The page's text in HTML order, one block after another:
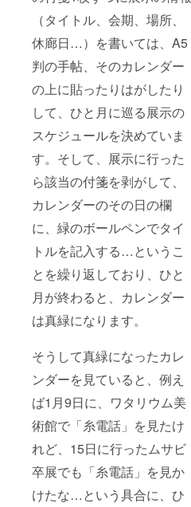
（タイトル、会期、場所、
休廊日…）を書いては、A5
判の手帖、そのカレンダー
の上に貼ったりはがしたり
して、ひと月に巡る展示の
スケジュールを決めていま
す。そして、展示に行った
ら該当の付箋を剥がして、
カレンダーのその日の欄
に、緑のボールペンでタイ
トルを記入する…というこ
とを繰り返しており、ひと
月が終わると、カレンダー
は真緑になります。
そうして真緑になったカレ
ンダーを見ていると、例え
ば1月9日に、ワタリウム美
術館で「糸電話」を見たけ
れど、15日に行ったムサビ
卒展でも「糸電話」を見か
けたな…という具合に、ひ